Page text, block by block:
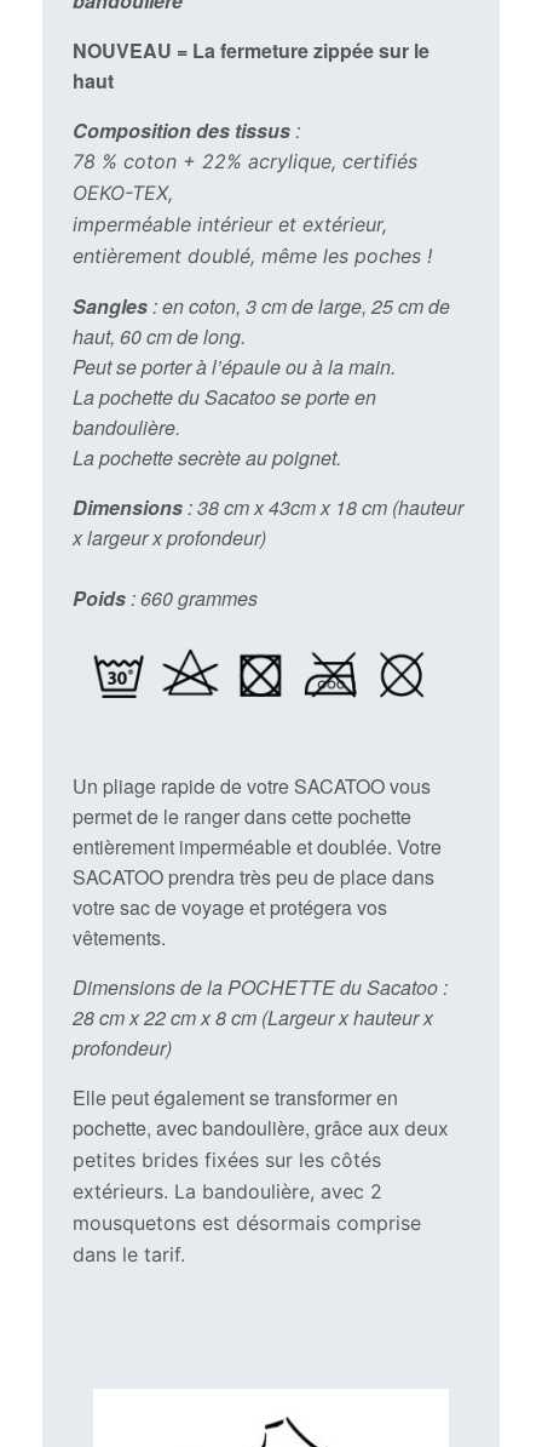
NOUVEAU = La fermeture zippée sur le
haut
Composition des tissus:
78 % coton + 22% acrylique, certifiés
OEKO-TEX,
imperméable intérieur et extérieur,
entièrement doublé, même les poches !
Sangles: en coton, 3 cm de large, 25 cm de
haut, 60 cm de long.
Peut se porter à l’épaule ou à la main.
La pochette du Sacatoo se porte en
bandoulière.
La pochette secrète au poignet.
Dimensions: 38 cm x 43cm x 18 cm (hauteur
x largeur x profondeur)
Poids: 660 grammes
Un pliage rapide de votre SACATOO vous
permet de le ranger dans cette pochette
entièrement imperméable et doublée. Votre
SACATOO prendra très peu de place dans
votre sac de voyage et protégera vos
vêtements.
Dimensions de la POCHETTE du Sacatoo :
28 cm x 22 cm x 8 cm (Largeur x hauteur x
profondeur)
Elle peut également se transformer en
pochette, avec bandoulière, grâce aux deux
petites brides fixées sur les côtés
extérieurs. La bandoulière, avec 2
mousquetons est désormais comprise
dans le tarif.